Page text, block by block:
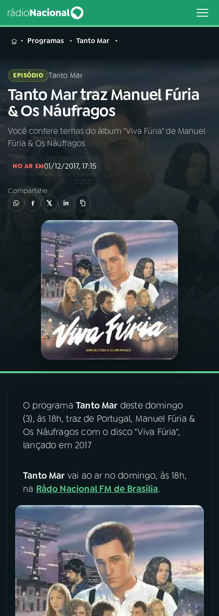
MENU
Buscar
na
Rádio
Nacional
Buscar
02A RÁDIO
PROGRAMAÇÃO
PROGRAMAS
PODCASTS
VIDEOCASTS
07ÚLTIMAS
08FESTIVAL DE MÚSICA
ACOMPANHE A RÁDIO NACIONAL
Instagram
TikTok
Programas Tanto Mar
EPISÓDIO Tanto Mar
Tanto Mar traz Manuel Fúria
& Os Náufragos
Você confere temas do álbum "Viva Fúria" de Manuel
Fúria & Os Náufragos
NO AR EM01/12/2017, 17:15
Compartilhe
O programa Tanto Mardeste domingo
(3), às 18h, traz de Portugal, Manuel Fúria &
Os Náufragos com o disco "Viva Fúria",
lançado em 2017
Tanto Marvai ao ar no domingo, às 18h,
na Rádo Nacional FM de Brasília.